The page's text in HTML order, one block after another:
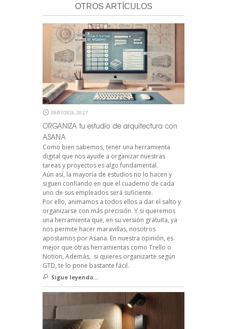
OTROS ARTÍCULOS
09/07/2026, 20:27
ORGANIZA tu estudio de arquitectura con
ASANA
Como bien sabemos, tener una herramienta
digital que nos ayude a organizar nuestras
tareas y proyectos es algo fundamental.
Aún así, la mayoría de estudios no lo hacen y
siguen confiando en que el cuaderno de cada
uno de sus empleados será suficiente.
Por ello, animamos a todos ellos a dar el salto y
organizarse con más precisión. Y si queremos
una herramienta que, en su versión gratuita, ya
nos permite hacer maravillas, nosotros
apostamos por Asana. En nuestra opinión, es
mejor que otras herramientas como Trello o
Notion, Además, si quieres organizarte según
GTD, te lo pone bastante fácil.
Sigue leyendo...